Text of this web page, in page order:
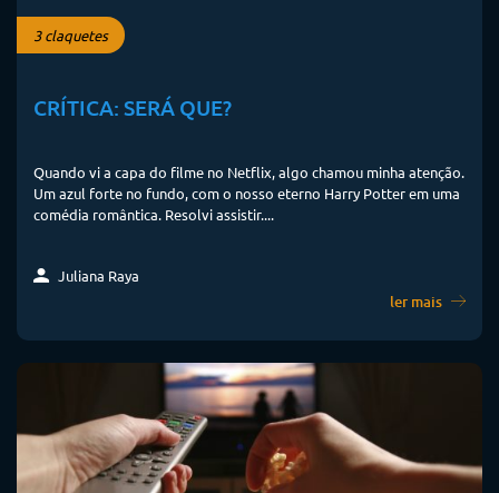
3 claquetes
CRÍTICA: SERÁ QUE?
Quando vi a capa do filme no Netflix, algo chamou minha atenção.
Um azul forte no fundo, com o nosso eterno Harry Potter em uma
comédia romântica. Resolvi assistir....
Juliana Raya
ler mais